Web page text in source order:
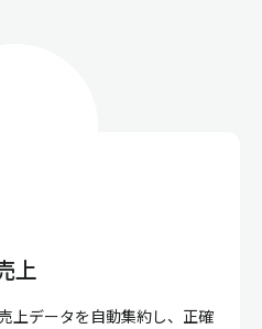
上
上データを自動集約し、正確